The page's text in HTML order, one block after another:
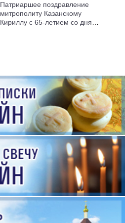
Патриаршее поздравление
митрополиту Казанскому
Кириллу с 65-летием со дня